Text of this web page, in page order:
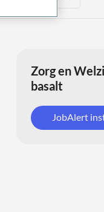
Zorg en
basalt
JobAlert